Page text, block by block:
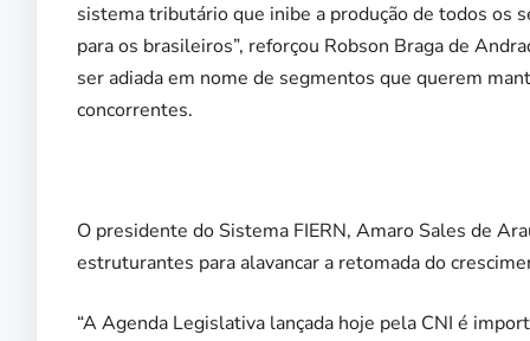
sistema tributário que inibe a produção de todos os
para os brasileiros”, reforçou Robson Braga de
ser adiada em nome de segmentos que querem
concorrentes.
O presidente do Sistema FIERN, Amaro Sales de
estruturantes para alavancar a retomada do
“A Agenda Legislativa lançada hoje pela CNI é